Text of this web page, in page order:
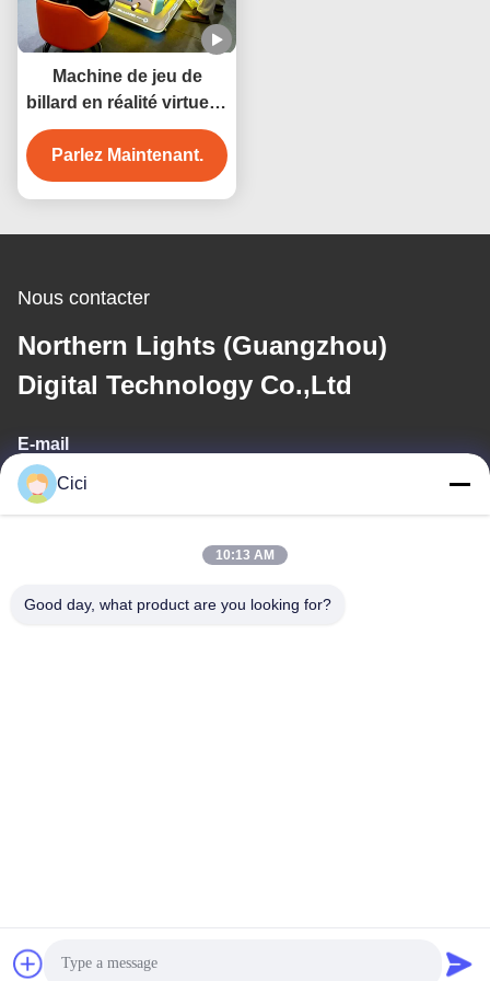
Machine de jeu de
billard en réalité virtuelle
3D, produit de
divertissement sportif
intérieur, vente en gros
Parlez Maintenant.
Nous contacter
Northern Lights (Guangzhou)
Digital Technology Co.,Ltd
E-mail
sales03@bjgprojection.com
Adresse
Fournisseur. © de Copyright -2026 Northern Lights (Guangzhou)
Digital Technology Co.,Ltd . Tous droits réservés.
Cici
10:13 AM
Good day, what product are you looking for?